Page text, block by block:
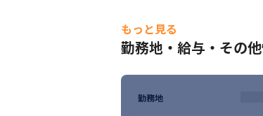
もっと見る
勤務地・給与・その
勤務地